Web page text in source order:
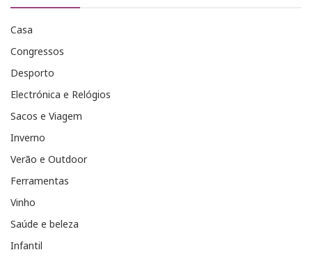
Casa
Congressos
Desporto
Electrónica e Relógios
Sacos e Viagem
Inverno
Verão e Outdoor
Ferramentas
Vinho
Saúde e beleza
Infantil